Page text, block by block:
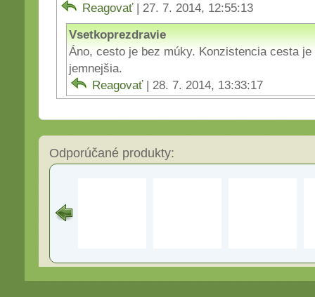
Reagovať | 27. 7. 2014, 12:55:13
Vsetkoprezdravie
Áno, cesto je bez múky. Konzistencia cesta
jemnejšia.
Reagovať | 28. 7. 2014, 13:33:17
Odporúčané produkty: